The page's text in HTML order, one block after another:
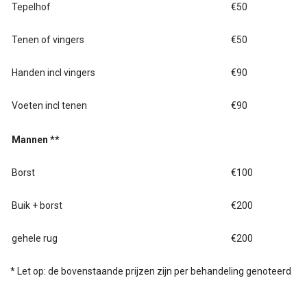
Tepelhof €50
Tenen of vingers €50
Handen incl vingers €90
Voeten incl tenen €90
Mannen **
Borst €100
Buik + borst €200
gehele rug €200
* Let op: de bovenstaande prijzen zijn per behandeling genoteerd